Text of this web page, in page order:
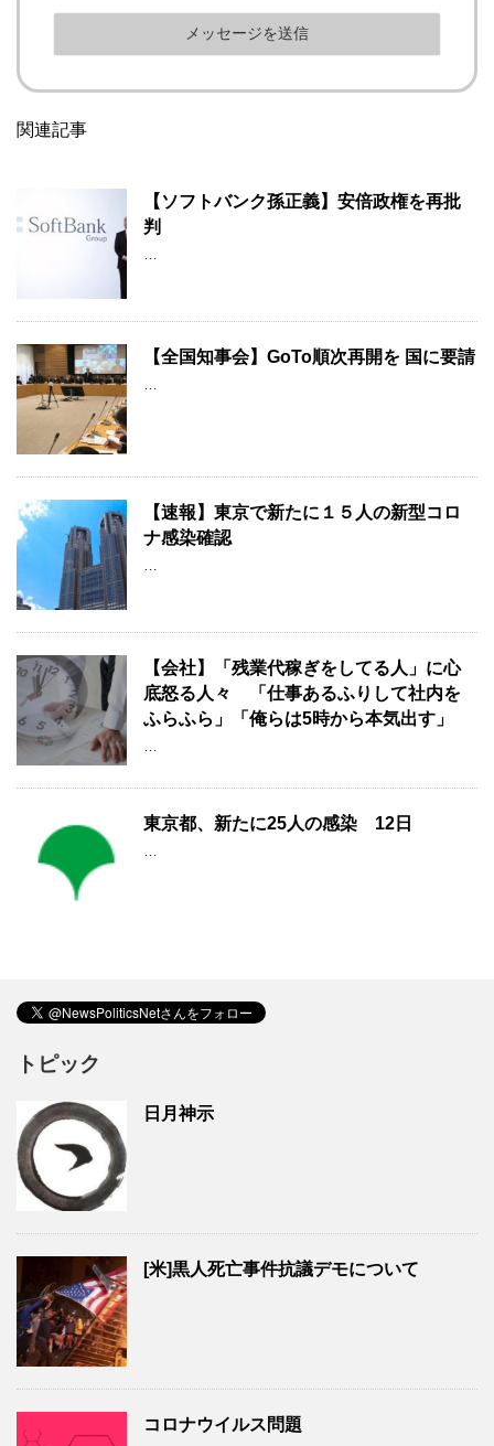
関連記事
【ソフトバンク孫正義】安倍政権を再批
判
…
【全国知事会】GoTo順次再開を 国に要請
…
【速報】東京で新たに１５人の新型コロ
ナ感染確認
…
【会社】「残業代稼ぎをしてる人」に心
底怒る人々 「仕事あるふりして社内を
ふらふら」「俺らは5時から本気出す」
…
東京都、新たに25人の感染 12日
…
トピック
日月神示
[米]黒人死亡事件抗議デモについて
コロナウイルス問題